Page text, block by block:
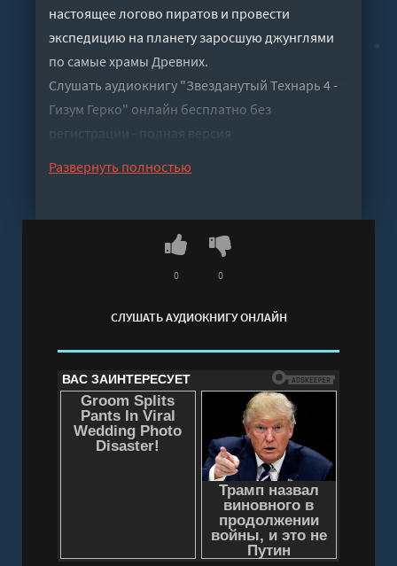
настоящее логово пиратов и провести
экспедицию на планету заросшую джунглями
по самые храмы Древних.
Слушать аудиокнигу "Звезданутый Технарь 4 -
Гизум Герко" онлайн бесплатно без
регистрации - полная версия
Развернуть полностью
СЛУШАТЬ АУДИОКНИГУ ОНЛАЙН
0 0